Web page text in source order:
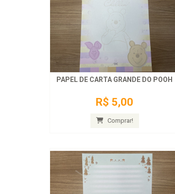
PAPEL DE CARTA GRANDE DO POOH
R$ 5,00
Comprar!